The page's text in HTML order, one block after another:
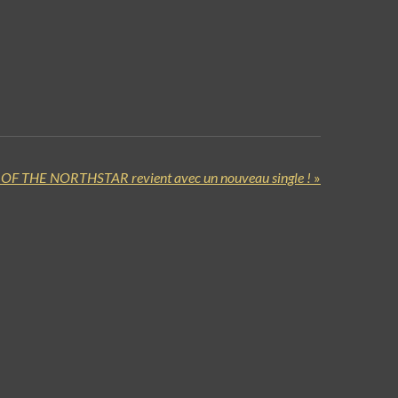
THE NORTHSTAR revient avec un nouveau single ! »